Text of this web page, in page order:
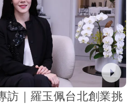
訪｜羅玉佩台北創業挑